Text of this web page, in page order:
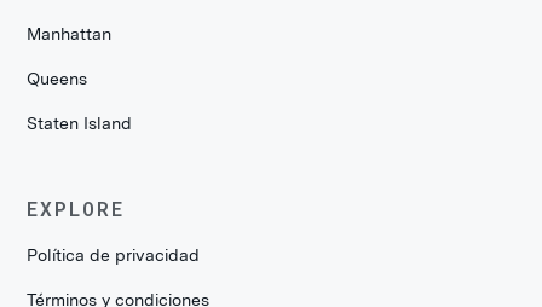
Manhattan
Queens
Staten Island
EXPLORE
Política de privacidad
Términos y condiciones